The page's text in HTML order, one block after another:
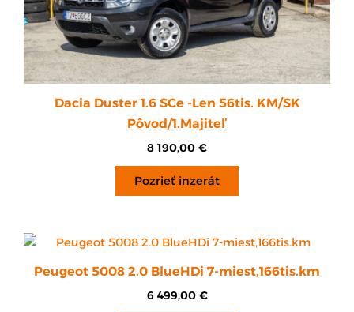
Dacia Duster 1.6 SCe -Len 56tis. KM/SK
Pôvod/1.Majiteľ
8 190,00 €
Pozrieť inzerát
Peugeot 5008 2.0 BlueHDi 7-miest,166tis.km
6 499,00 €